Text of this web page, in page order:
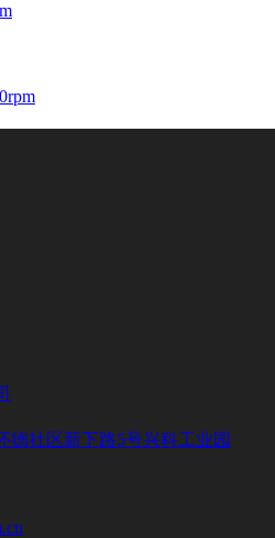
德社区新下路5号兴科工业园